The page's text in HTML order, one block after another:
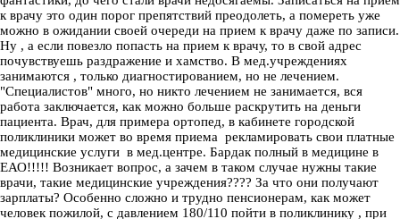
к врачу это один порог препятствий преодолеть, а помереть уже
можно в ожидании своей очереди на прием к врачу даже по записи.
Ну , а если повезло попасть на прием к врачу, то в свой адрес
почувствуешь раздражение и хамство. В мед.учреждениях
занимаются , только диагностированием, но не лечением.
"Специалистов" много, но никто лечением не занимается, вся
работа заключается, как можно больше раскрутить на деньги
пациента. Врач, для примера ортопед, в кабинете городской
поликлиники может во время приема рекламировать свои платные
медицинские услуги в мед.центре. Бардак полный в медицине в
ЕАО!!!!! Возникает вопрос, а зачем в таком случае нужны такие
врачи, такие медицинские учреждения???? За что они получают
зарплаты? Особенно сложно и трудно пенсионерам, как может
человек пожилой, с давлением 180/110 пойти в поликлинику , при